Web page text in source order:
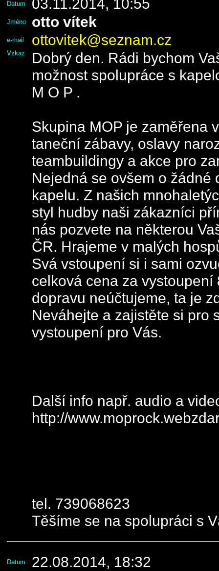
Datum 03.11.2014, 10:55
Jméno otto vítek
e-mail ottovitek@seznam.cz
Vzkaz
Dobrý den. Rádi bychom
možnost spolupráce s
M O P .
Skupina MOP je zaměřena
taneční zábavy, oslavy
teambuildingy a akce pro
Nejedná se ovšem o
kapelu. Z našich
styl hudby naši zákazníci
nás pozvete na některou
ČR. Hrajeme v malých
Svá vstoupení si i sami
celková cena za vystoupení
dopravu neúčtujeme, ta je
Neváhejte a zajistěte si pro
vystoupení pro Vás.
Další info např. audio a
http://
tel. 739068623
Těšíme se na spolupráci s
Datum 22.08.2014, 18:32